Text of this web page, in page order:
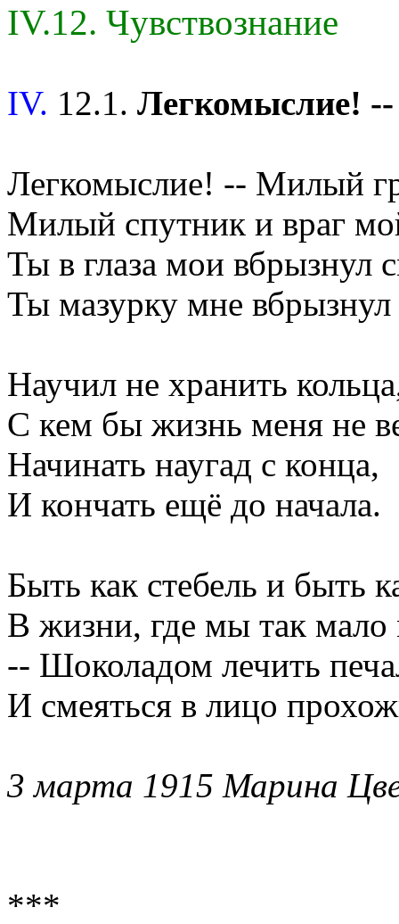
IV.12. Чувствознание
IV. 12.1. Легкомыслие!
Легкомыслие! -- Милый
Милый спутник и враг
Ты в глаза мои вбрызнул
Ты мазурку мне
Научил не хранить
С кем бы жизнь меня не
Начинать наугад с конца,
И кончать ещё до начала.
Быть как стебель и быть
В жизни, где мы так
-- Шоколадом лечить
И смеяться в лицо
3 марта 1915 Марина
***